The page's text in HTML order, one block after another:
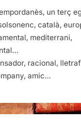
un terç
català,
mediterrani,
racional,
amic…